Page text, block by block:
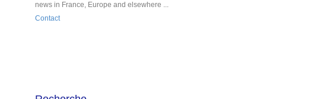
news in France, Europe and elsewhere ...
Contact